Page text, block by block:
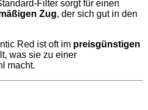
sorgt für einen
Zug, der sich gut in den
Red ist oft im preisgünstigen
was sie zu einer
macht.